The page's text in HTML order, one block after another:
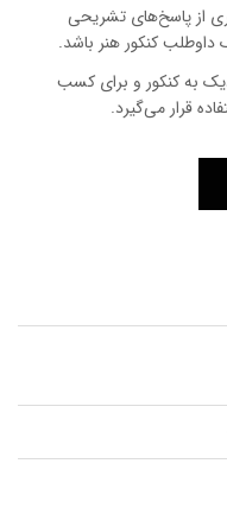
از پاسخ‌های تشریحی
داوطلب کنکور هنر باشد.
به کنکور و برای کسب
قرار می‌گیرد.